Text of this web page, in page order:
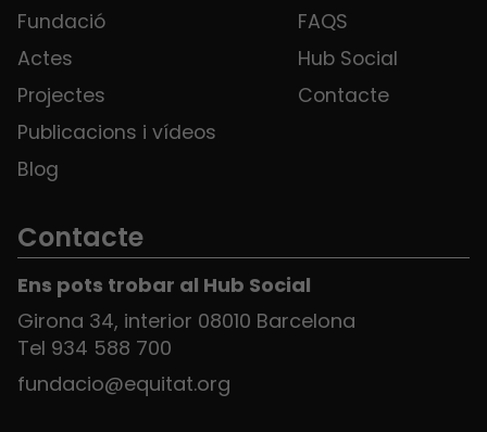
Fundació
Actes
Projectes
Publicacions i vídeos
Blog
FAQS
Hub Social
Contacte
Contacte
Ens pots trobar al Hub Social
Girona 34, interior 08010 Barcelona
Tel 934 588 700
fundacio@equitat.org